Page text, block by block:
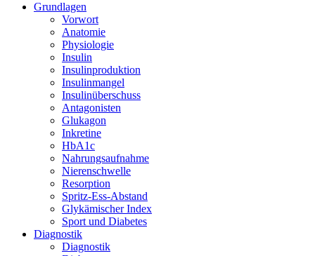
Grundlagen
Vorwort
Anatomie
Physiologie
Insulin
Insulinproduktion
Insulinmangel
Insulinüberschuss
Antagonisten
Glukagon
Inkretine
HbA1c
Nahrungsaufnahme
Nierenschwelle
Resorption
Spritz-Ess-Abstand
Glykämischer Index
Sport und Diabetes
Diagnostik
Diagnostik